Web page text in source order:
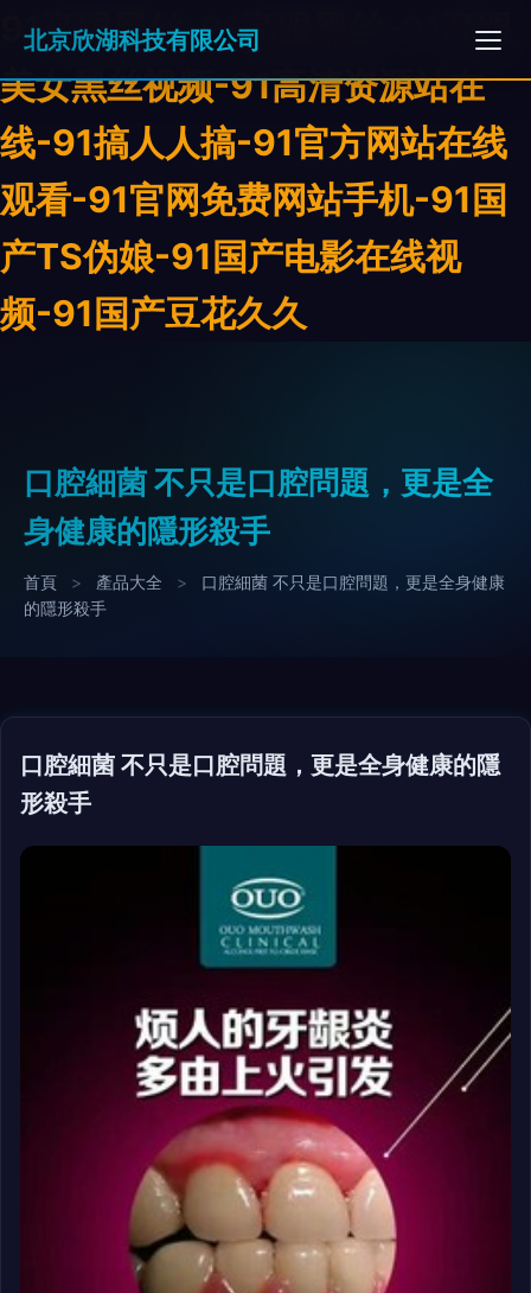
91高跟黑丝-91高跟黑丝-91高跟
美女黑丝视频-91高清资源站在
线-91搞人人搞-91官方网站在线
观看-91官网免费网站手机-91国
产TS伪娘-91国产电影在线视
频-91国产豆花久久
北京欣湖科技有限公司
口腔細菌 不只是口腔問題，更是全
身健康的隱形殺手
首頁 > 產品大全 >
口腔細菌 不只是口腔問題，更是全身健康
的隱形殺手
口腔細菌 不只是口腔問題，更是全身健康的隱
形殺手